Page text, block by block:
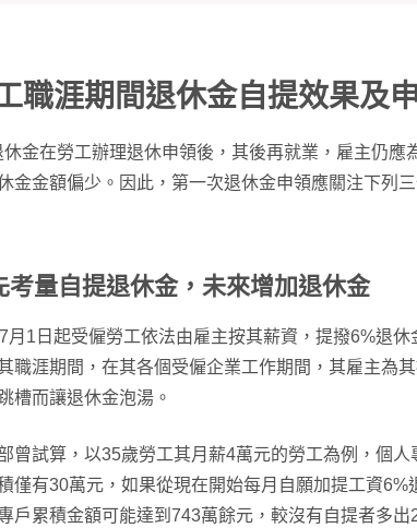
職涯期間退休金自提效果及
休金在勞工辦理退休申領後，其後再就業，雇主仍應
金金額偏少。因此，第一次退休金申領應關注下列三
考量自提退休金，未來增加退休金
月1日起受僱勞工依法由雇主按其薪資，提撥6%退
職涯期間，在其各個受僱企業工作期間，其雇主為
槽而讓退休金泡湯。
曾試算，以35歲勞工其月薪4萬元的勞工為例，個
僅有30萬元，如果從現在開始每月自願加提工資6%
戶累積金額可能達到743萬餘元，較沒有自提者多出